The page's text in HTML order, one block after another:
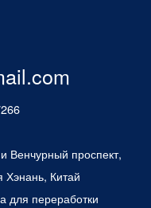
Венчурный проспект,
Хэнань, Китай
для переработки